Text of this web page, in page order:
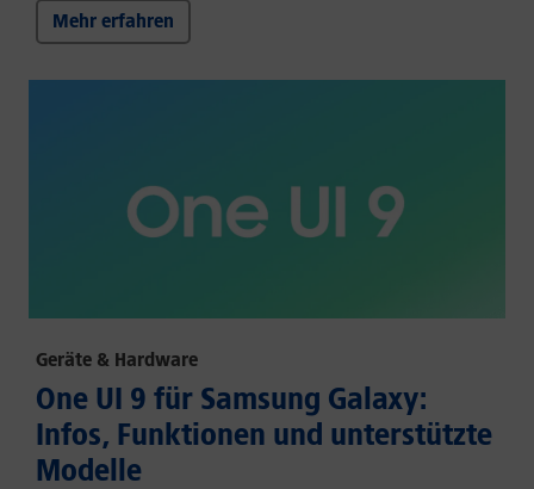
Mehr erfahren
Geräte & Hardware
One UI 9 für Samsung Galaxy:
Infos, Funktionen und unterstützte
Modelle